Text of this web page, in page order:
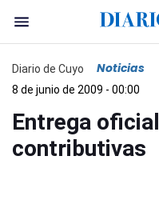
Diario de Cuyo Noticias
8 de junio de 2009 - 00:00
Entrega
contributivas